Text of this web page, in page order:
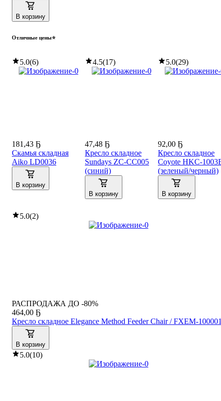
В корзину
Отличные цены⭐
5.0(6)
181 ,43 Ҕ
Скамья складная
Aiko LD0036
В корзину
4.5(17)
47,48 Ҕ
Кресло складное
Sundays ZC-CC005
(синий)
В корзину
5.0(29)
92,00 Ҕ
Кресло складное
Coyote HKC-
(зеленый/черный)
В корзину
5.0(2)
РАСПРОДАЖА ДО -80%
464,00 Ҕ
Кресло складное Elegance Method Feeder Chair / FXEM-
В корзину
5.0(10)